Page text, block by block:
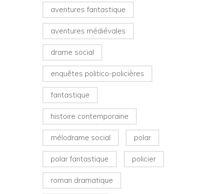
aventures fantastique
aventures médiévales
drame social
enquêtes politico-policières
fantastique
histoire contemporaine
mélodrame social polar
polar fantastique policier
roman dramatique